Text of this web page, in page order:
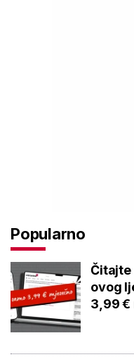
Popularno
Čitajte
ovog
3,99 €